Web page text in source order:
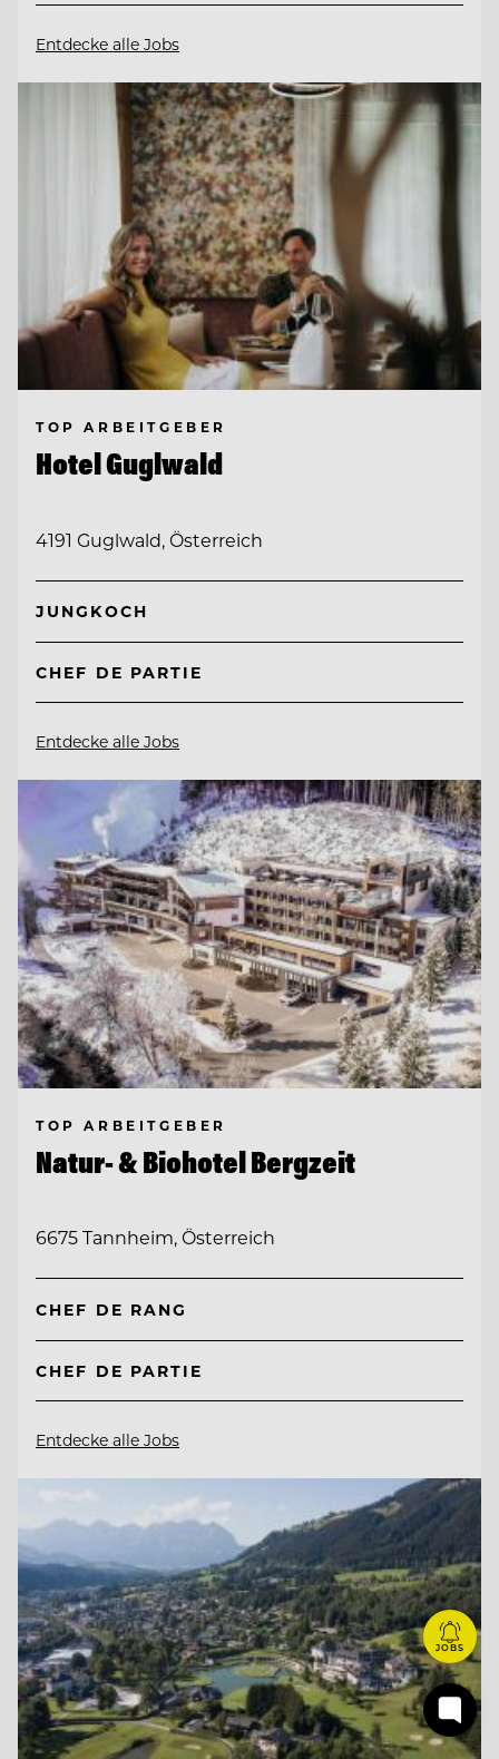
Entdecke alle Jobs
TOP ARBEITGEBER
Hotel Guglwald
4191 Guglwald, Österreich
JUNGKOCH
CHEF DE PARTIE
Entdecke alle Jobs
TOP ARBEITGEBER
Natur- & Biohotel Bergzeit
6675 Tannheim, Österreich
CHEF DE RANG
CHEF DE PARTIE
Entdecke alle Jobs
JOBS